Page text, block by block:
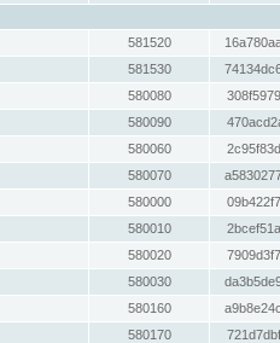
581520
581530
580080
580090
580060
580070
580000
580010
580020
580030
580160
580170